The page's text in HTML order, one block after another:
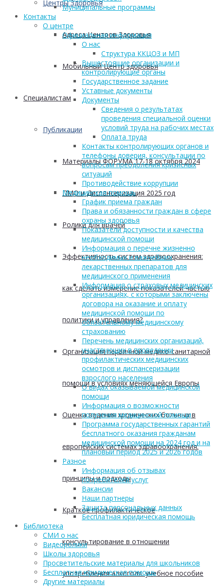
Центры Здоровья
Адреса Центров Здоровья
Мобильный Центр здоровья
Cпециалистам
Публикации
Материалы ФОРУМА 17-18 октября 2024
ПМО и Диспансеризация 2025 год
Ролики для врачей
Эффективность систем здравоохранения:
как сделать измерение показателей частью
политики и управления?
Организация первичной медико-санитарной
помощи в условиях меняющейся Европы
Оценка ведения хронических больных в
европейских системах здравоохранения:
принципы и подходы
Краткое профилактическое
консультирование в отношении
употребления алкоголя: учебное пособие
Муниципальные программы
Контакты
О центре
Официальная информация
О нас
Структура ККЦОЗ и МП
Вышестоящие организации и
контролирующие органы
Государственное задание
Уставные документы
Документы
Сведения о результатах
проведения специальной оценки
условий труда на рабочих местах
Оплата труда
Контакты контролирующих органов и
телефоны доверия, консультации по
вопросам преодоления кризисных
ситуаций
Противодействие коррупции
Медицинская помощь
График приема граждан
Права и обязанности граждан в сфере
охраны здоровья
Показатели доступности и качества
медицинской помощи
Информация о перечне жизненно
необходимых и важнейших
лекарственных препаратов для
медицинского применения
Информация о страховых медицинских
организациях, с которыми заключены
договора на оказание и оплату
медицинской помощи по
обязательному медицинскому
страхованию
Перечень медицинских организаций,
участвующих в проведении
профилактических медицинских
осмотров и диспансеризации
взрослого населения
О видах оказываемой медицинской
помощи
Информация о возможности
получения медицинской помощи
Программа государственных гарантий
бесплатного оказания гражданам
медицинской помощи на 2024 год и на
плановый период 2025 и 2026 годов
Разное
Информация об отзывах
потребителей услуг
Вакансии
Наши партнеры
Защита персональных данных
Бесплатная юридическая помощь
Библиотека
СМИ о нас
Видеоролики
Школы здоровья
Просветительские материалы для школьников
Бесплатная юридическая помощь
Другие материалы